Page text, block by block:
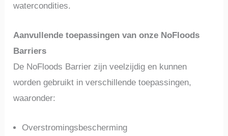
watercondities.
Aanvullende toepassingen van onze NoFloods
Barriers
De NoFloods Barrier zijn veelzijdig en kunnen
worden gebruikt in verschillende toepassingen,
waaronder:
Overstromingsbescherming